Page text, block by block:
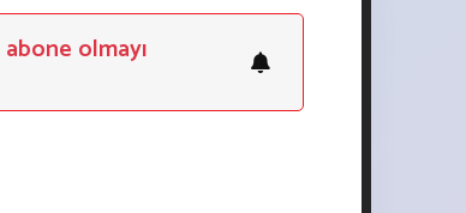
abone olmayı